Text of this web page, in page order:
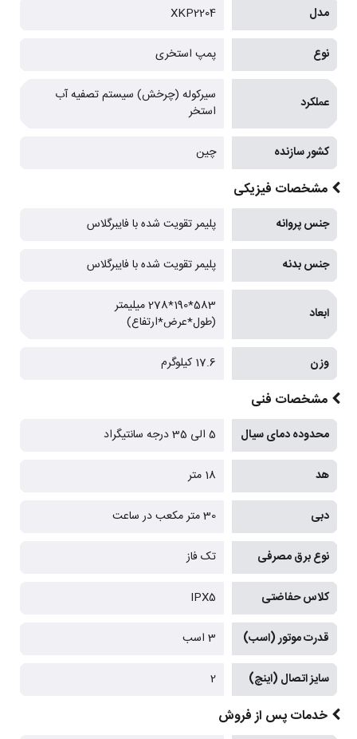
مدل XKP2204
نوع پمپ استخری
عملکرد
سیرکوله (چرخش) سیستم تصفیه آب
استخر
کشور سازنده چین
مشخصات فیزیکی
جنس پروانه پلیمر تقویت شده با فایبرگلاس
جنس بدنه پلیمر تقویت شده با فایبرگلاس
ابعاد
583*190*278 میلیمتر
(طول*عرض*ارتفاع)
وزن 17.6 کیلوگرم
مشخصات فنی
محدوده دمای سیال 5 الی 35 درجه سانتیگراد
هد 18 متر
دبی 30 متر مکعب در ساعت
نوع برق مصرفی تک فاز
کلاس حفاضتی IPX5
قدرت موتور (اسب) 3 اسب
سایز اتصال (اینچ) 2
خدمات پس از فروش